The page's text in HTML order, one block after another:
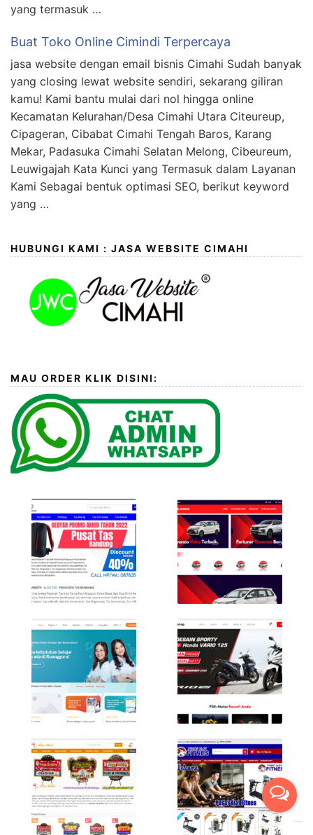
yang termasuk …
Buat Toko Online Cimindi Terpercaya
jasa website dengan email bisnis Cimahi Sudah banyak
yang closing lewat website sendiri, sekarang giliran
kamu! Kami bantu mulai dari nol hingga online
Kecamatan Kelurahan/Desa Cimahi Utara Citeureup,
Cipageran, Cibabat Cimahi Tengah Baros, Karang
Mekar, Padasuka Cimahi Selatan Melong, Cibeureum,
Leuwigajah Kata Kunci yang Termasuk dalam Layanan
Kami Sebagai bentuk optimasi SEO, berikut keyword
yang …
HUBUNGI KAMI : JASA WEBSITE CIMAHI
MAU ORDER KLIK DISINI: